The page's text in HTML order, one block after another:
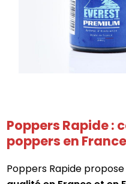
Poppers Rapide :
poppers en
Poppers Rapide propose